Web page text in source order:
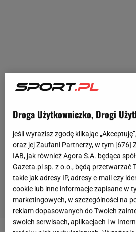
Droga Użytkowniczko, Drogi
jeśli wyrazisz zgodę klikając
oraz jej Zaufani Partnerzy, w tym [676]
IAB, jak również Agora S.A. będąca
Gazeta.pl sp. z o.o., będą przetwarzać
takie jak adresy IP, adresy e-mail czy
cookie lub inne informacje zapisane w
marketingowych, w szczególności na
reklam dopasowanych do Twoich
swoich serwisach, aplikacjach i w